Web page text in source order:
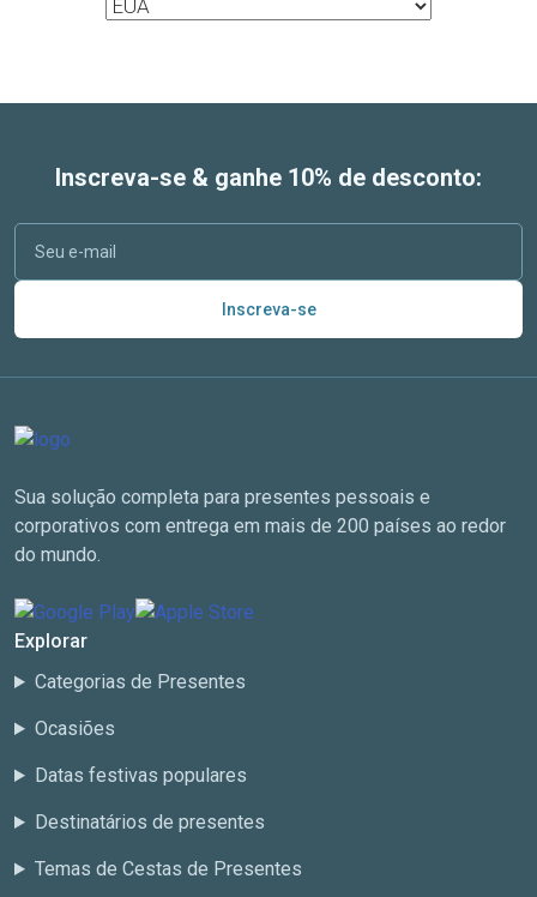
Inscreva-se & ganhe 10% de desconto:
Inscreva-se
Sua solução completa para presentes pessoais e
corporativos com entrega em mais de 200 países ao redor
do mundo.
Explorar
Categorias de Presentes
Ocasiões
Datas festivas populares
Destinatários de presentes
Temas de Cestas de Presentes